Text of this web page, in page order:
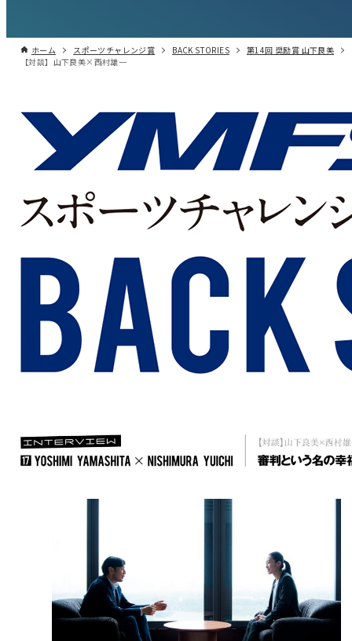
ホーム スポーツチャレンジ賞 BACK STORIES
第14回 奨励賞 山下良美
【対談】山下良美×西村雄一